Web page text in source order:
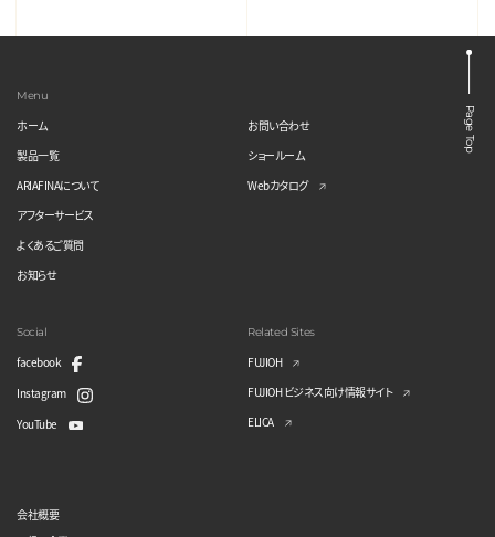
Page Top
Menu
ホーム
製品一覧
ARIAFINAについて
アフターサービス
よくあるご質問
お知らせ
お問い合わせ
ショールーム
Webカタログ
Social
facebook
Instagram
YouTube
Related Sites
FUJIOH
FUJIOH ビジネス向け情報サイト
ELICA
会社概要